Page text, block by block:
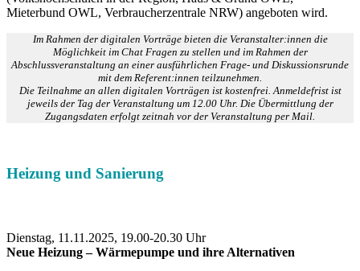
Mieterbund OWL, Verbraucherzentrale NRW) angeboten wird.
Im Rahmen der digitalen Vorträge bieten die Veranstalter:innen die
Möglichkeit im Chat Fragen zu stellen und im Rahmen der
Abschlussveranstaltung an einer ausführlichen Frage- und Diskussionsrunde
mit dem Referent:innen teilzunehmen.
Die Teilnahme an allen digitalen Vorträgen ist kostenfrei. Anmeldefrist ist
jeweils der Tag der Veranstaltung um 12.00 Uhr. Die Übermittlung der
Zugangsdaten erfolgt zeitnah vor der Veranstaltung per Mail.
Heizung und Sanierung
Dienstag, 11.11.2025, 19.00-20.30 Uhr
Neue Heizung – Wärmepumpe und ihre Alternativen